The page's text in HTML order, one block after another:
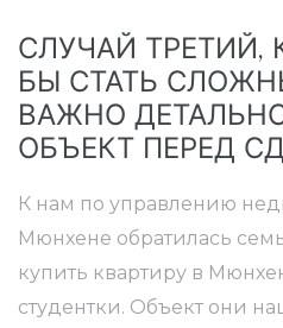
СЛУЧАЙ ТРЕТИЙ,
БЫ СТАТЬ
ВАЖНО
ОБЪЕКТ ПЕРЕД
К нам по управлению
Мюнхене обратилась
купить квартиру в
студентки. Объект они